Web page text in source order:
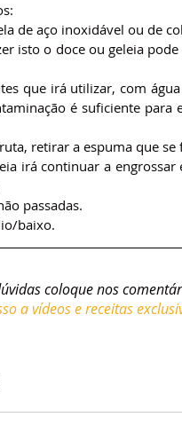
de aço inoxidável ou de
isto o doce ou geleia
que irá utilizar, com
é suficiente para
retirar a espuma que
irá continuar a engrossar
passadas.
baixo.
coloque nos
a vídeos e receitas